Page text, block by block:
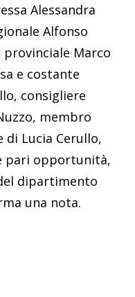
Alessandra
Alfonso
Marco
e costante
consigliere
membro
di Lucia Cerullo,
pari opportunità,
dipartimento
una nota.